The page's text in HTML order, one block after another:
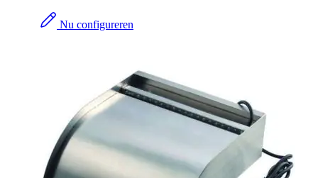
Nu configureren